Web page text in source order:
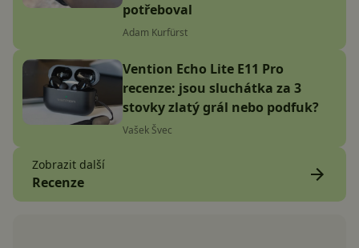
potřeboval
Adam Kurfürst
Vention Echo Lite E11 Pro
recenze: jsou sluchátka za 3
stovky zlatý grál nebo podfuk?
Vašek Švec
Zobrazit další
Recenze